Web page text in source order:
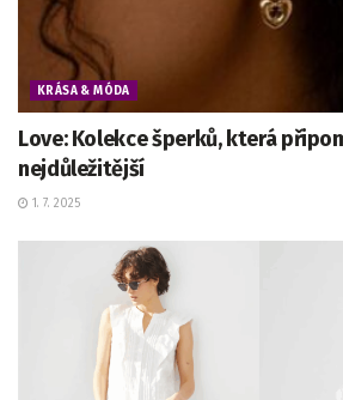
KRÁSA & MÓDA
Love: Kolekce šperků, která
nejdůležitější
1. 7. 2025